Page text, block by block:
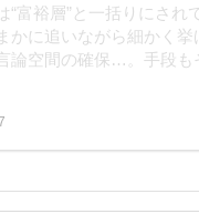
富裕層”と一括りにされ
に追いながら細かく挙
論空間の確保…。手段も